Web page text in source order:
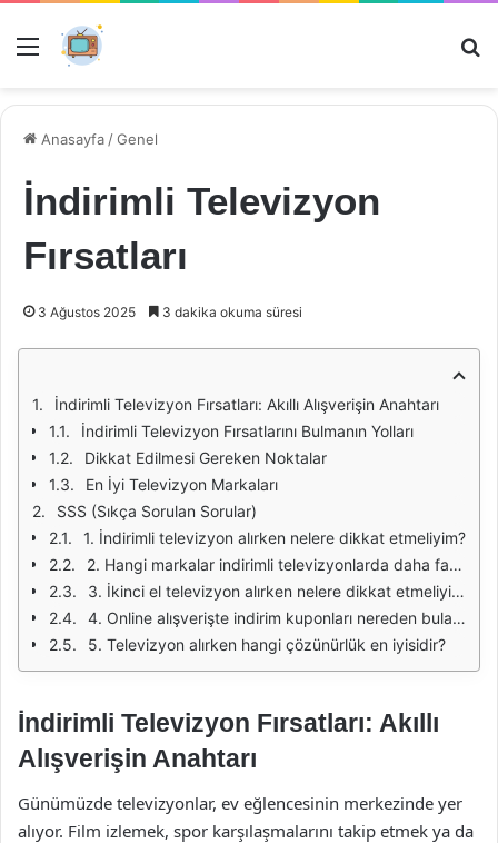
Menü
Anasayfa /Genel
İndirimli Televizyon
Fırsatları
3 Ağustos 2025 3 dakika okuma süresi
İndirimli Televizyon Fırsatları: Akıllı Alışverişin Anahtarı
İndirimli Televizyon Fırsatlarını Bulmanın Yolları
Dikkat Edilmesi Gereken Noktalar
En İyi Televizyon Markaları
SSS (Sıkça Sorulan Sorular)
1. İndirimli televizyon alırken nelere dikkat etmeliyim?
2. Hangi markalar indirimli televizyonlarda daha fazla tercih ediliyor?
3. İkinci el televizyon alırken nelere dikkat etmeliyim?
4. Online alışverişte indirim kuponları nereden bulabilirim?
5. Televizyon alırken hangi çözünürlük en iyisidir?
İndirimli Televizyon Fırsatları: Akıllı
Alışverişin Anahtarı
Günümüzde televizyonlar, ev eğlencesinin merkezinde yer
alıyor. Film izlemek, spor karşılaşmalarını takip etmek ya da